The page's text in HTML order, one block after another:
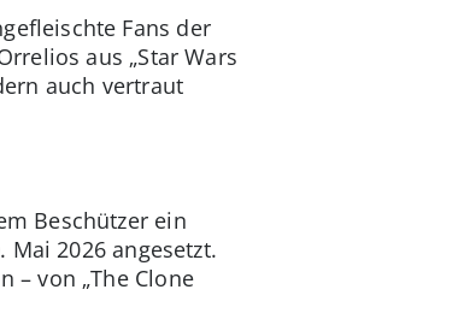
Fans der
aus „Star Wars
auch vertraut
Beschützer ein
2026 angesetzt.
– von „The Clone